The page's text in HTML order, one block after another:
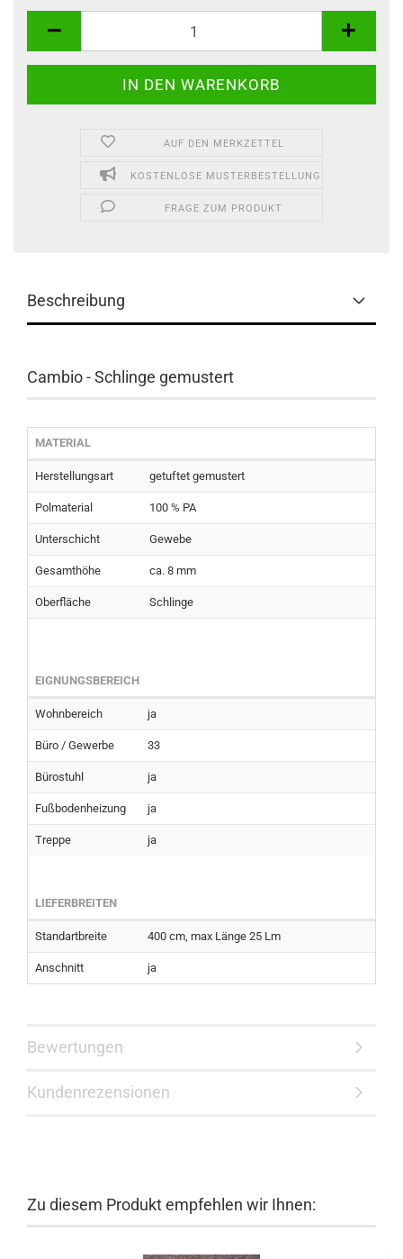
AUF DEN MERKZETTEL
KOSTENLOSE MUSTERBESTELLUNG
FRAGE ZUM PRODUKT
Beschreibung
Cambio - Schlinge gemustert
MATERIAL
Herstellungsart getuftet gemustert
Polmaterial 100 % PA
Unterschicht Gewebe
Gesamthöhe ca. 8 mm
Oberfläche Schlinge
EIGNUNGSBEREICH
Wohnbereich ja
Büro / Gewerbe 33
Bürostuhl ja
Fußbodenheizung ja
Treppe ja
LIEFERBREITEN
Standartbreite 400 cm, max Länge 25 Lm
Anschnitt ja
Bewertungen
Kundenrezensionen
Zu diesem Produkt empfehlen wir Ihnen: